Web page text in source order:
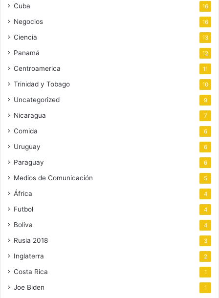
Cuba 16
Negocios 16
Ciencia 13
Panamá 12
Centroamerica 11
Trinidad y Tobago 10
Uncategorized 9
Nicaragua 7
Comida 6
Uruguay 6
Paraguay 6
Medios de Comunicación 5
África 4
Futbol 4
Boliva 4
Rusia 2018 3
Inglaterra 2
Costa Rica 1
Joe Biden 1